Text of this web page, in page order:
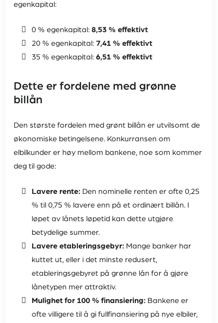
egenkapital:
0 % egenkapital: 8,53 % effektivt
20 % egenkapital: 7,41 % effektivt
35 % egenkapital: 6,51 % effektivt
Dette er fordelene med grønne
billån
Den største fordelen med grønt billån er utvilsomt de
økonomiske betingelsene. Konkurransen om
elbilkunder er høy mellom bankene, noe som kommer
deg til gode:
Lavere rente: Den nominelle renten er ofte 0,25
% til 0,75 % lavere enn på et ordinært billån. I
løpet av lånets løpetid kan dette utgjøre
betydelige summer.
Lavere etableringsgebyr:Mange banker har
kuttet ut, eller i det minste redusert,
etableringsgebyret på grønne lån for å gjøre
lånetypen mer attraktiv.
Mulighet for 100 % finansiering: Bankene er
ofte villigere til å gi fullfinansiering på nye elbiler,